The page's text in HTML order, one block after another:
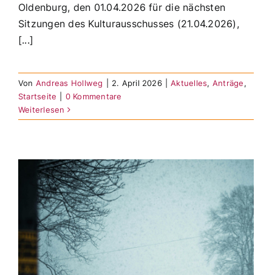
Oldenburg, den 01.04.2026 für die nächsten
Sitzungen des Kulturausschusses (21.04.2026),
[...]
Von Andreas Hollweg 2. April 2026 Aktuelles, Anträge,
Startseite
0 Kommentare
Weiterlesen